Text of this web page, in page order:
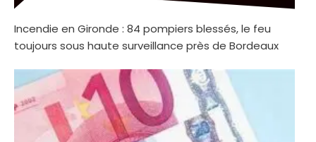
Incendie en Gironde : 84 pompiers blessés, le feu
toujours sous haute surveillance près de Bordeaux